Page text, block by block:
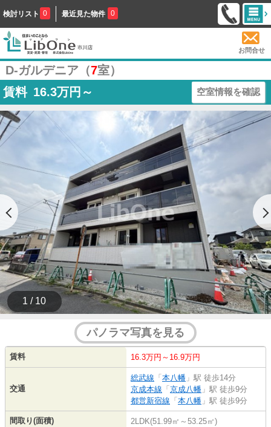
検討リスト 0 最近見た物件 0
お問合せ
D-ガルデニア（7室）
賃料 16.3万円～ 空室情報を確認
1 / 10
パノラマ写真を見る
賃料 16.3万円～16.9万円
交通
総武線 「 本八幡 」駅 徒歩14分
京成本線 「 京成八幡 」駅 徒歩9分
都営新宿線 「 本八幡 」駅 徒歩9分
間取り(面積) 2LDK(51.99㎡～53.25㎡)